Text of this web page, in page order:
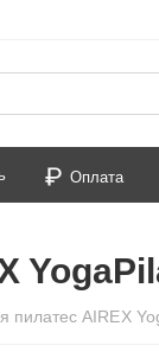
Оплата